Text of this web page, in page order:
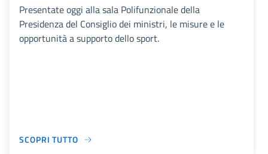
Presentate oggi alla sala Polifunzionale della
Presidenza del Consiglio dei ministri, le misure e le
opportunità a supporto dello sport.
SCOPRI TUTTO